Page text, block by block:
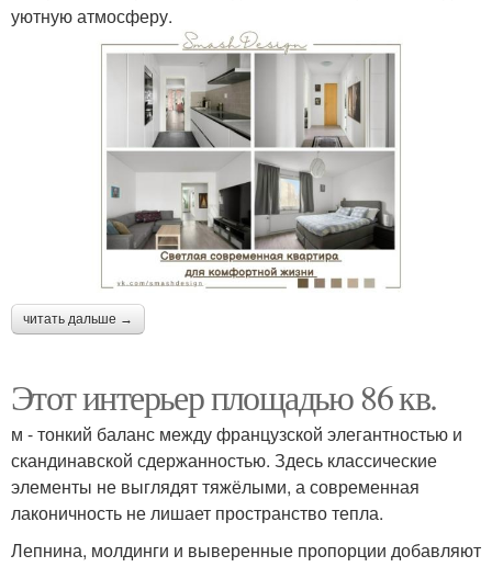
уютную атмосферу.
читать дальше →
Этот интерьер площадью 86 кв.
м - тонкий баланс между французской элегантностью и
скандинавской сдержанностью. Здесь классические
элементы не выглядят тяжёлыми, а современная
лаконичность не лишает пространство тепла.
Лепнина, молдинги и выверенные пропорции добавляют